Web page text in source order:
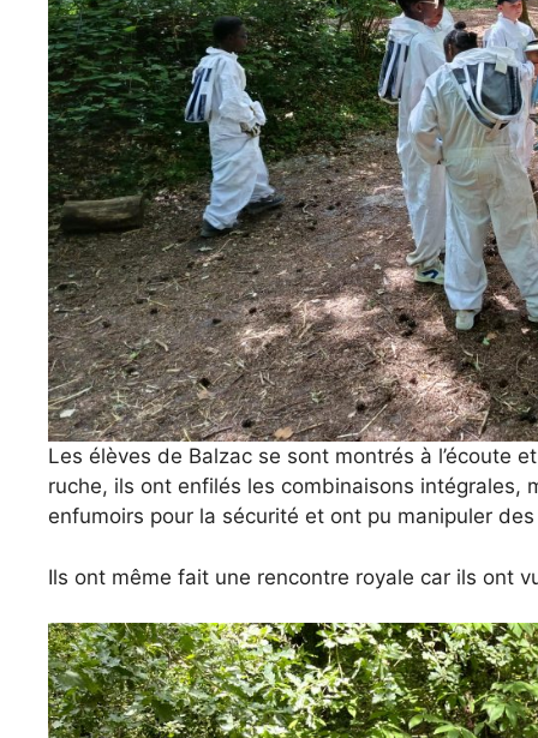
Les élèves de Balzac se sont montrés à l’écoute
ruche, ils ont enfilés les combinaisons intégrales,
enfumoirs pour la sécurité et ont pu manipuler
Ils ont même fait une rencontre royale car ils ont